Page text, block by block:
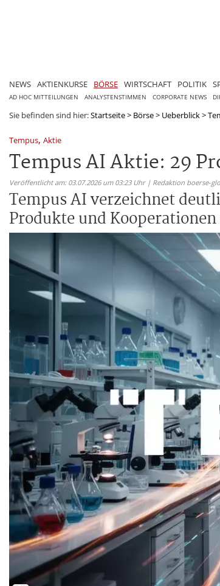
NEWS AKTIENKURSE BÖRSE WIRTSCHAFT POLITIK
AD HOC MITTEILUNGEN ANALYSTENSTIMMEN CORPORATE NEWS
Sie befinden sind hier:Startseite> Börse> Ueberblick>
Tempus, Aktie
Tempus AI Aktie: 29
Veröffentlicht am: 03.07.2026 um 03:23 Uhr | Redaktion boerse-
Tempus AI verzeichnet
Produkte und